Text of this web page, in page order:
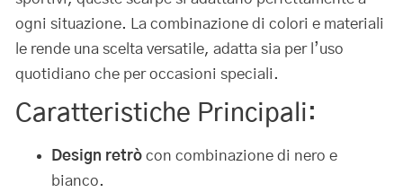
ogni situazione. La combinazione di colori e materiali
le rende una scelta versatile, adatta sia per l’uso
quotidiano che per occasioni speciali.
Caratteristiche Principali:
Design retrò con combinazione di nero e
bianco.